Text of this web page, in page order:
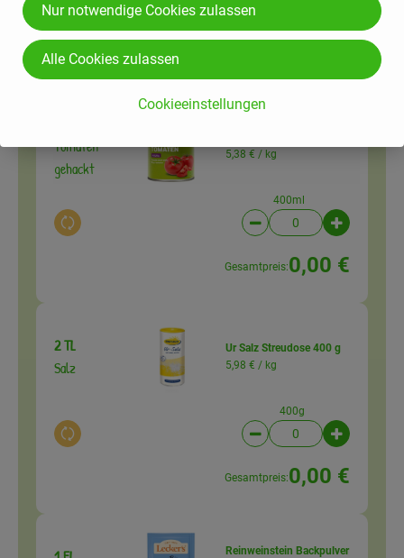
Auswahl ändern Artikelanzahl
Tomaten
gehackt
Auswahl ändern
5,38 € / kg
400ml
Artikelanzahl
Gesamtpreis:0,00 €
2 TL
Salz
Auswahl ändern
Ur Salz Streudose 400 g
5,98 € / kg
400g
Artikelanzahl
Gesamtpreis:0,00 €
Reinweinstein Backpulver
Cookieeinstellungen
Nur notwendige Cookies zulassen
Alle Cookies zulassen